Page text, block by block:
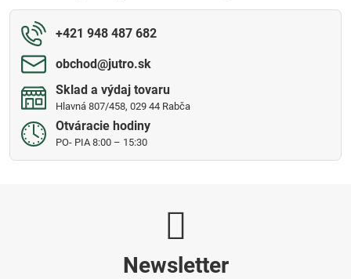
+421 948 487 682
obchod​@jutro​.sk
Sklad a výdaj tovaru
Hlavná 807/458, 029 44 Rabča
Otváracie hodiny
PO- PIA 8:00 – 15:30
Newsletter